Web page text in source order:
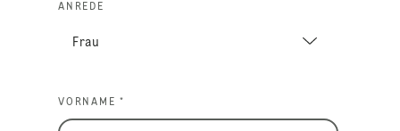
ANREDE
VORNAME *